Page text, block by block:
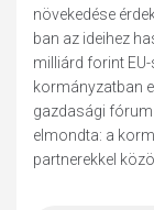
növekedése
ban az ideihez
milliárd forint
kormányzatban
gazdasági fórum
elmondta: a
partnerekkel